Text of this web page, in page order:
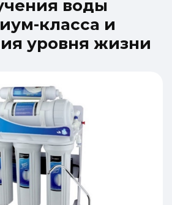
чения воды
иум-класса и
ия уровня жизни